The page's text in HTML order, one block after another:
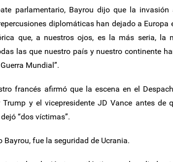
parlamentario, Bayrou dijo que la
diplomáticas han dejado a Europa
que, a nuestros ojos, es la más seria, la
las que nuestro país y nuestro continente
Mundial”.
francés afirmó que la escena en el
Trump y el vicepresidente JD Vance antes de
“dos víctimas”.
Bayrou, fue la seguridad de Ucrania.